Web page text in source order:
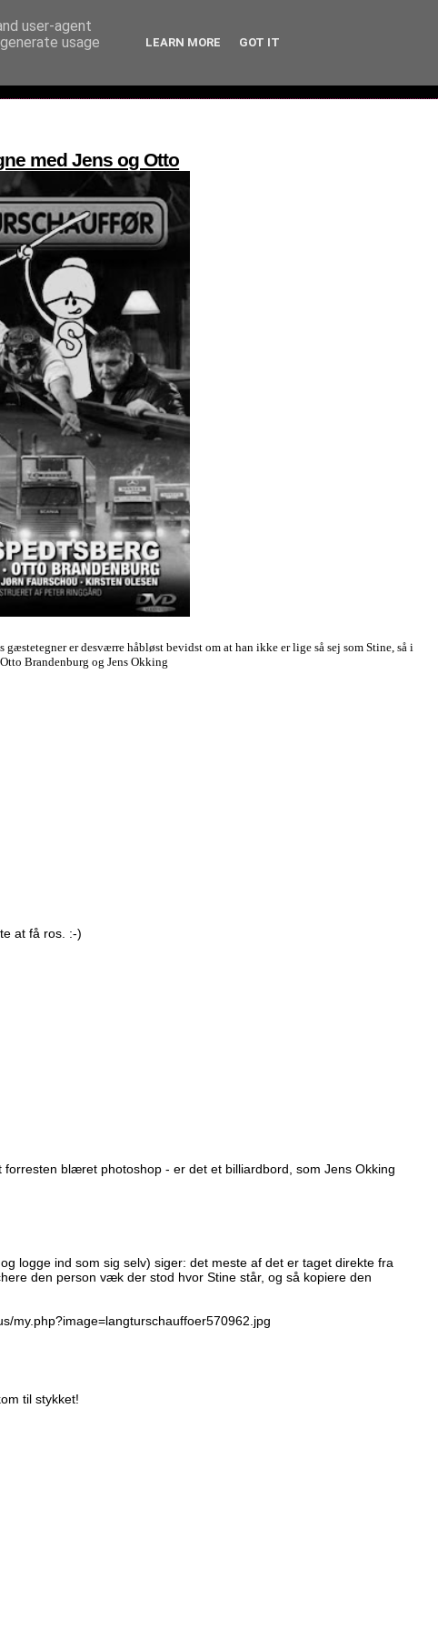
med Jens og Otto
er desværre håbløst bevidst om at han ikke er lige så sej som Stine, så i
Brandenburg og Jens Okking
at få ros. :-)
blæret photoshop - er det et billiardbord, som Jens Okking
logge ind som sig selv) siger: det meste af det er taget direkte fra
den person væk der stod hvor Stine står, og så kopiere den
my.php?image=langturschauffoer570962.jpg
til stykket!
user-agent
usage
LEARN MORE GOT IT